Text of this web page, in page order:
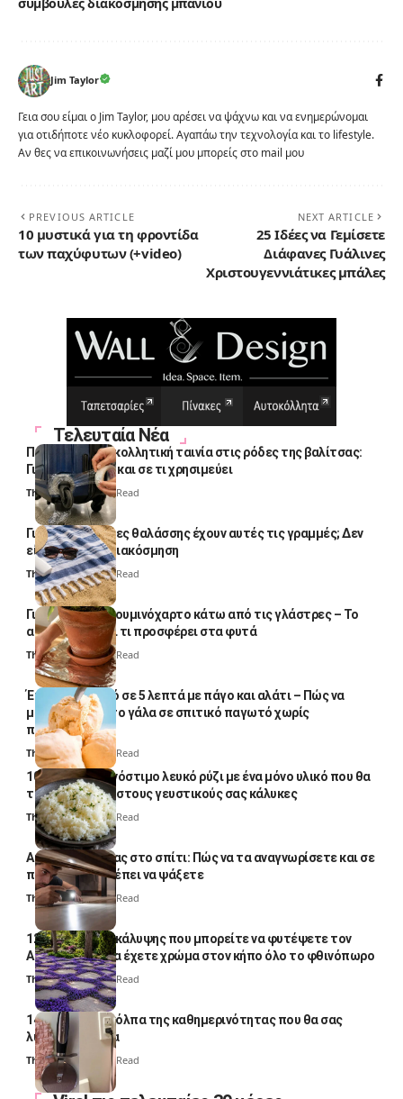
Jim Taylor
Γεια σου είμαι ο Jim Taylor, μου αρέσει να ψάχνω και να ενημερώνομαι
για οτιδήποτε νέο κυκλοφορεί. Αγαπάω την τεχνολογία και το lifestyle.
Αν θες να επικοινωνήσεις μαζί μου μπορείς στο mail μου
PREVIOUS ARTICLE
10 μυστικά για τη φροντίδα
των παχύφυτων (+video)
NEXT ARTICLE
25 Ιδέες να Γεμίσετε
Διάφανες Γυάλινες
Χριστουγεννιάτικες μπάλες
Τελευταία Νέα
Πολλοί βάζουν κολλητική ταινία στις ρόδες της βαλίτσας:
Γιατί το κάνουν και σε τι χρησιμεύει
Thali Ombre 4 Min Read
Γιατί οι πετσέτες θαλάσσης έχουν αυτές τις γραμμές; Δεν
είναι μόνο για διακόσμηση
Thali Ombre5 Min Read
Γιατί βάζουν αλουμινόχαρτο κάτω από τις γλάστρες – Το
απλό κόλπο και τι προσφέρει στα φυτά
Thali Ombre4 Min Read
Έτοιμο παγωτό σε 5 λεπτά με πάγο και αλάτι – Πώς να
μετατρέψετε το γάλα σε σπιτικό παγωτό χωρίς
παγωτομηχανή
Thali Ombre 4 Min Read
10 φορές ποιο νόστιμο λευκό ρύζι με ένα μόνο υλικό που θα
το απογειώσει στους γευστικούς σας κάλυκες
Thali Ombre4 Min Read
Αυγά κατσαρίδας στο σπίτι: Πώς να τα αναγνωρίσετε και σε
ποια σημεία πρέπει να ψάξετε
Thali Ombre4 Min Read
12 φυτά εδαφοκάλυψης που μπορείτε να φυτέψετε τον
Αύγουστο για να έχετε χρώμα στον κήπο όλο το φθινόπωρο
Thali Ombre7 Min Read
14 πανέξυπνα κόλπα της καθημερινότητας που θα σας
λύσουν τα χέρια
Thali Ombre 6 Min Read